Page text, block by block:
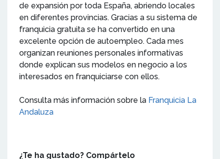
de expansión por toda España, abriendo locales
en diferentes provincias. Gracias a su sistema de
franquicia gratuita se ha convertido en una
excelente opción de autoempleo. Cada mes
organizan reuniones personales informativas
donde explican sus modelos en negocio a los
interesados en franquiciarse con ellos.
Consulta más información sobre la Franquicia La
Andaluza
¿Te ha gustado? Compártelo